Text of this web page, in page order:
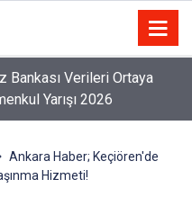
Bankası Verileri Ortaya
Yarışı 2026
Ankara Haber; Keçiören'de
Hizmeti!